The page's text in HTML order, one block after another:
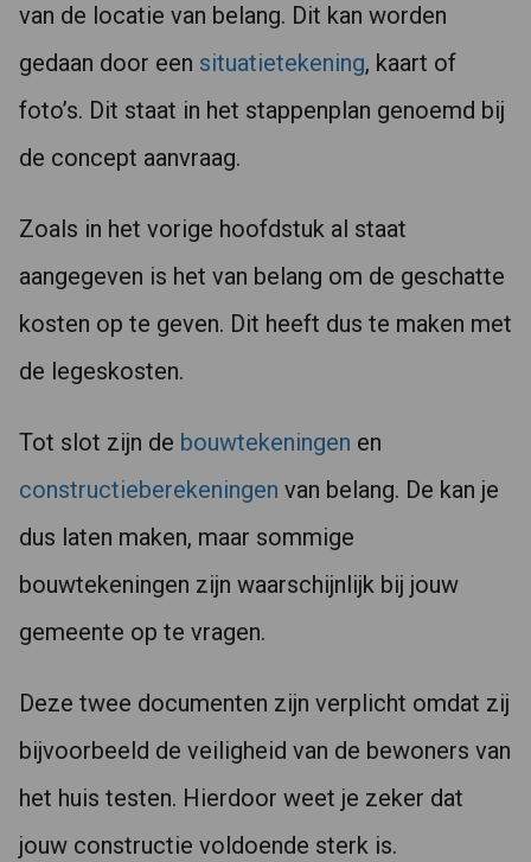
van de locatie van belang. Dit kan worden
gedaan door een situatietekening, kaart of
foto’s. Dit staat in het stappenplan genoemd bij
de concept aanvraag.
Zoals in het vorige hoofdstuk al staat
aangegeven is het van belang om de geschatte
kosten op te geven. Dit heeft dus te maken met
de legeskosten.
Tot slot zijn de bouwtekeningen en
constructieberekeningen van belang. De kan je
dus laten maken, maar sommige
bouwtekeningen zijn waarschijnlijk bij jouw
gemeente op te vragen.
Deze twee documenten zijn verplicht omdat zij
bijvoorbeeld de veiligheid van de bewoners van
het huis testen. Hierdoor weet je zeker dat
jouw constructie voldoende sterk is.